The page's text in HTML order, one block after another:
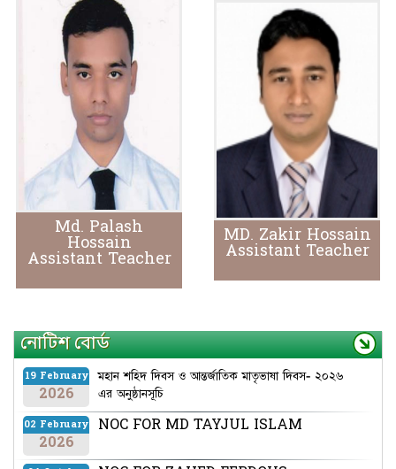
Md. Palash
Hossain
Assistant Teacher
MD. Zakir Hossain
Assistant Teacher
নোটিশ বোর্ড
19 February
2026
মহান শহিদ দিবস ও আন্তর্জাতিক মাতৃভাষা দিবস- ২০২৬
এর অনুষ্ঠানসূচি
02 February
2026
NOC FOR MD TAYJUL ISLAM